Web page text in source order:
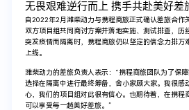
无畏艰难逆行而上 携手共赴美好差
自2022年2月潍柴动力与携程商旅正式确认差旅合作
双方项目组共同商讨方案并落地实施、测试排查，历
突发疫情而隔离时，携程商旅仍以坚定的信念力排万
上线。
潍柴动力的差旅负责人表示：“携程商旅团队为了保
选择在隔离中进行最终筹备，舍小家顾大家。我很感
心，我们的项目组对此很有信心。也期待着，在携程
可以享受每一趟美好差旅。”